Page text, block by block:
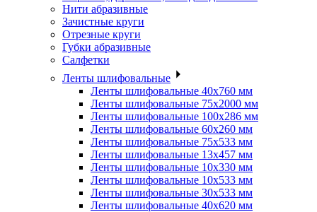
Нити абразивные
Зачистные круги
Отрезные круги
Губки абразивные
Салфетки
Ленты шлифовальные
Ленты шлифовальные 40х760 мм
Ленты шлифовальные 75х2000 мм
Ленты шлифовальные 100х286 мм
Ленты шлифовальные 60х260 мм
Ленты шлифовальные 75х533 мм
Ленты шлифовальные 13х457 мм
Ленты шлифовальные 10х330 мм
Ленты шлифовальные 10х533 мм
Ленты шлифовальные 30х533 мм
Ленты шлифовальные 40х620 мм